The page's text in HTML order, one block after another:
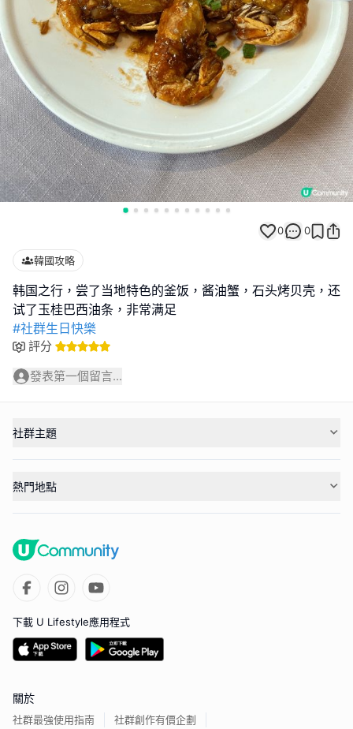
0 0
韓國攻略
韩国之行，尝了当地特色的釜饭，酱油蟹，石头烤贝壳，还
#社群生日快樂
評分
發表第一個留言...
社群主題
熱門地點
下載 U Lifestyle應用程式
關於
社群最強使用指南 社群創作有價企劃